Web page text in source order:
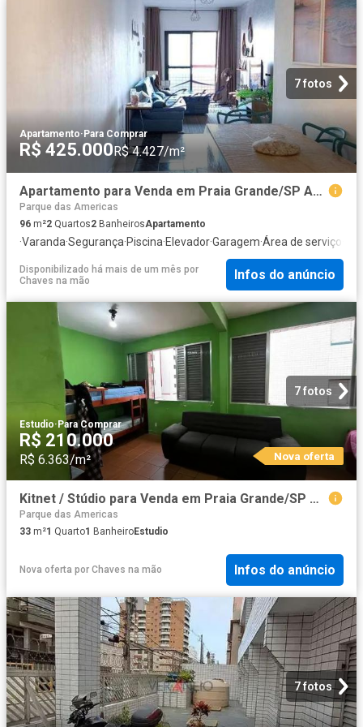
7 fotos
Apartamento·Para Comprar
R$ 425.000R$ 4.427/m²
Apartamento para Venda em Praia Grande/SP Aviação 2 Quartos
Parque das Americas
96 m²2 Quartos2 BanheirosApartamento
·Varanda·Segurança·Piscina·Elevador·Garagem·Área de serviço
Disponibilizado há mais de um mês por
Chaves na mão
Infos do anúncio
7 fotos
Estudio· Para Comprar
R$ 210.000
R$ 6.363/m² Nova oferta
Kitnet / Stúdio para Venda em Praia Grande/SP Guilhermina 1 Quartos
Parque das Americas
33 m²1 Quarto1 BanheiroEstudio
Nova oferta por Chaves na mão Infos do anúncio
7 fotos